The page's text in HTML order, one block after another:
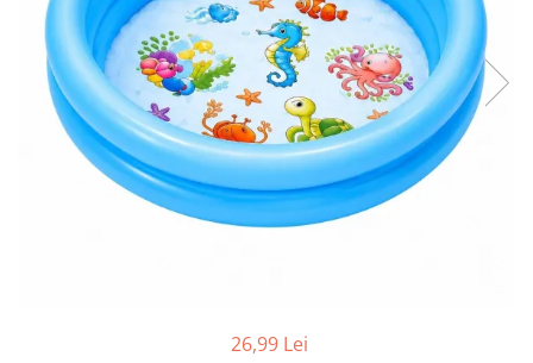
Tablite educative
26,99 Lei